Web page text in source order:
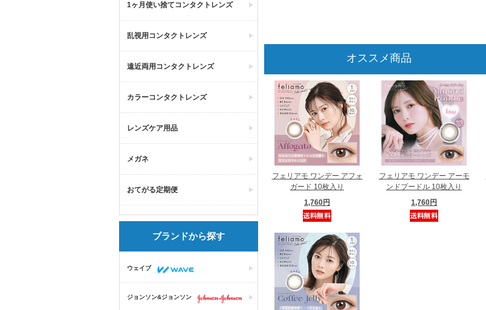
1ヶ月使い捨てコンタクトレンズ
乱視用コンタクトレンズ
遠近両用コンタクトレンズ
カラーコンタクトレンズ
レンズケア用品
メガネ
おてがる定期便
ブランドから探す
ウェイブ
ジョンソン&ジョンソン
オススメ商品
フェリアモ ワンデー アフォ
ガード 10枚入り
1,760円
フェリアモ ワンデー アーモ
ンドプードル 10枚入り
1,760円